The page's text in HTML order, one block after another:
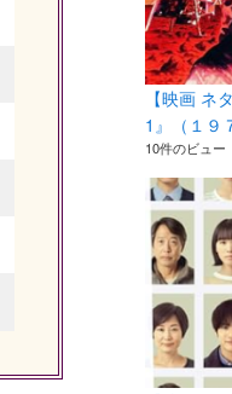
【映画 ネ
1』（１９
10件のビュー